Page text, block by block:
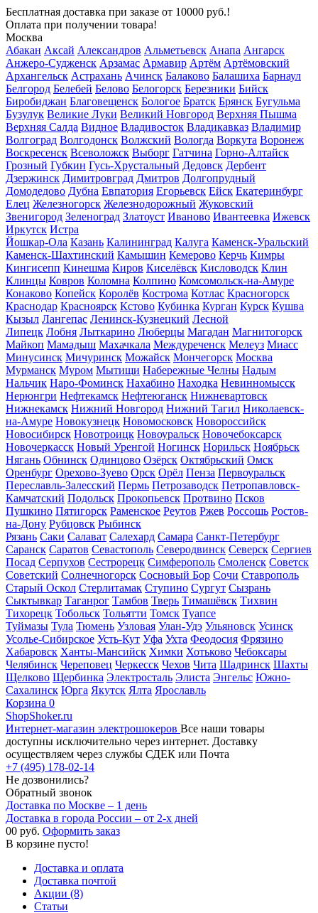
Бесплатная доставка при заказе от 10000 руб.!
Оплата при получении товара!
Москва
Абакан Аксай Александров Альметьевск Анапа Ангарск
Анжеро-Судженск Арзамас Армавир Артём Артёмовский
Архангельск Астрахань Ачинск Балаково Балашиха Барнаул
Белгород Белебей Белово Белогорск Березники Бийск
Биробиджан Благовещенск Бологое Братск Брянск Бугульма
Бузулук Великие Луки Великий Новгород Верхняя Пышма
Верхняя Салда Видное Владивосток Владикавказ Владимир
Волгоград Волгодонск Волжский Вологда Воркута Воронеж
Воскресенск Всеволожск Выборг Гатчина Горно-Алтайск
Грозный Губкин Гусь-Хрустальный Дедовск Дербент
Дзержинск Димитровград Дмитров Долгопрудный
Домодедово Дубна Евпатория Егорьевск Ейск Екатеринбург
Елец Железногорск Железнодорожный Жуковский
Звенигород Зеленоград Златоуст Иваново Ивантеевка Ижевск
Иркутск Истра
Йошкар-Ола Казань Калининград Калуга Каменск-Уральский
Каменск-Шахтинский Камышин Кемерово Керчь Кимры
Кингисепп Кинешма Киров Киселёвск Кисловодск Клин
Клинцы Ковров Коломна Колпино Комсомольск-на-Амуре
Конаково Копейск Королёв Кострома Котлас Красногорск
Краснодар Красноярск Кстово Кубинка Курган Курск Кушва
Кызыл Лангепас Ленинск-Кузнецкий Лесной
Липецк Лобня Лыткарино Люберцы Магадан Магнитогорск
Майкоп Мамадыш Махачкала Междуреченск Мелеуз Миасс
Минусинск Мичуринск Можайск Мончегорск Москва
Мурманск Муром Мытищи Набережные Челны Надым
Нальчик Наро-Фоминск Нахабино Находка Невинномысск
Нерюнгри Нефтекамск Нефтеюганск Нижневартовск
Нижнекамск Нижний Новгород Нижний Тагил Николаевск-
на-Амуре Новокузнецк Новомосковск Новороссийск
Новосибирск Новотроицк Новоуральск Новочебоксарск
Новочеркасск Новый Уренгой Ногинск Норильск Ноябрьск
Нягань Обнинск Одинцово Озёрск Октябрьский Омск
Оренбург Орехово-Зуево Орск Орёл Пенза Первоуральск
Переславль-Залесский Пермь Петрозаводск Петропавловск-
Камчатский Подольск Прокопьевск Протвино Псков
Пушкино Пятигорск Раменское Реутов Ржев Россошь Ростов-
на-Дону Рубцовск Рыбинск
Рязань Саки Салават Салехард Самара Санкт-Петербург
Саранск Саратов Севастополь Северодвинск Северск Сергиев
Посад Серпухов Сестрорецк Симферополь Смоленск Советск
Советский Солнечногорск Сосновый Бор Сочи Ставрополь
Старый Оскол Стерлитамак Ступино Сургут Сызрань
Сыктывкар Таганрог Тамбов Тверь Тимашёвск Тихвин
Тихорецк Тобольск Тольятти Томск Туапсе
Туймазы Тула Тюмень Узловая Улан-Удэ Ульяновск Усинск
Усолье-Сибирское Усть-Кут Уфа Ухта Феодосия Фрязино
Хабаровск Ханты-Мансийск Химки Хотьково Чебоксары
Челябинск Череповец Черкесск Чехов Чита Шадринск Шахты
Щелково Щербинка Электросталь Элиста Энгельс Южно-
Сахалинск Юрга Якутск Ялта Ярославль
Корзина 0
ShopShoker.ru
Интернет-магазин электрошокеров Все наши товары
доступны исключительно через интернет. Доставку
осуществляем через службы СДЕК или Почта
+7 (495) 178-02-14
Не дозвонились?
Обратный звонок
Доставка по Москве – 1 день
Доставка в города России – от 2-х дней
00 руб. Оформить заказ
В корзине пусто!
Доставка и оплата
Доставка почтой
Акции (8)
Статьи